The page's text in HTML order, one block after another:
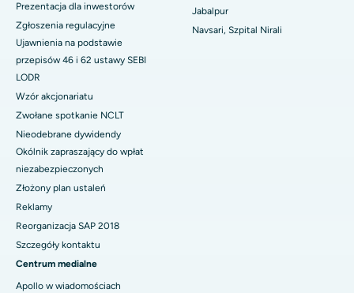
Prezentacja dla inwestorów
Zgłoszenia regulacyjne
Ujawnienia na podstawie
przepisów 46 i 62 ustawy SEBI
LODR
Wzór akcjonariatu
Zwołane spotkanie NCLT
Nieodebrane dywidendy
Okólnik zapraszający do wpłat
niezabezpieczonych
Złożony plan ustaleń
Reklamy
Reorganizacja SAP 2018
Szczegóły kontaktu
Centrum medialne
Apollo w wiadomościach
Jabalpur
Navsari, Szpital Nirali